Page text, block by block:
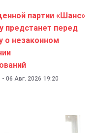
партии «Шанс»
предстанет перед
о незаконном
- 06 Авг. 2026 19:20